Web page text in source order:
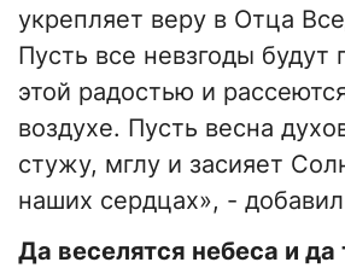
укрепляет веру в Отца
Пусть все невзгоды
этой радостью и
воздухе. Пусть весна
стужу, мглу и засияет
наших сердцах», -
Да веселятся небеса и